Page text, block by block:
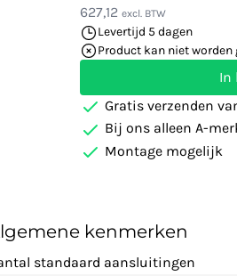
627,12 excl. BTW
Levertijd 5 dagen
Product kan niet worden
In
Gratis verzenden
Bij ons alleen A-
Montage mogelijk
kenmerken
standaard aansluitingen